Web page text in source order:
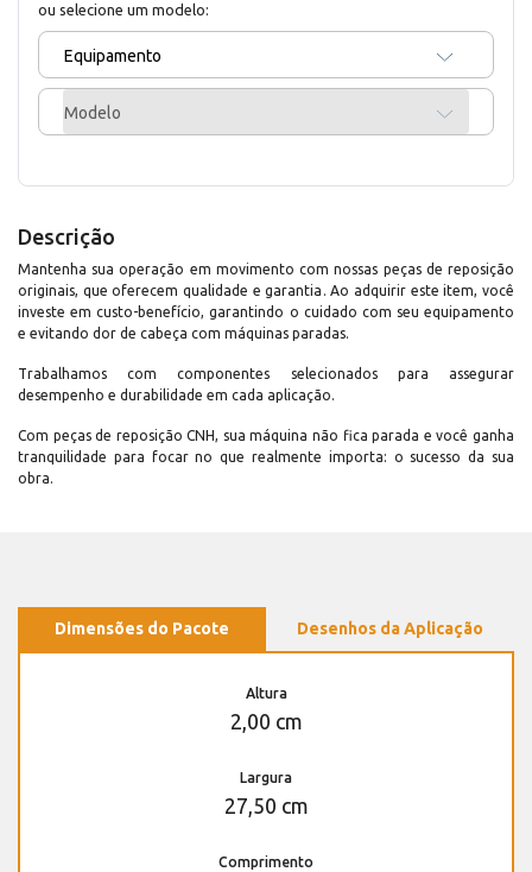
ou selecione um modelo:
Equipamento
Modelo
Descrição
Mantenha sua operação em movimento com nossas peças de reposição
originais, que oferecem qualidade e garantia. Ao adquirir este item, você
investe em custo-benefício, garantindo o cuidado com seu equipamento
e evitando dor de cabeça com máquinas paradas.
Trabalhamos com componentes selecionados para assegurar
desempenho e durabilidade em cada aplicação.
Com peças de reposição CNH, sua máquina não fica parada e você ganha
tranquilidade para focar no que realmente importa: o sucesso da sua
obra.
Dimensões do Pacote Desenhos da Aplicação
Altura
2,00 cm
Largura
27,50 cm
Comprimento